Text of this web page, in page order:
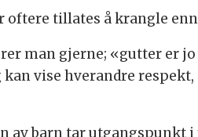
oftere tillates å krangle
man gjerne; «gutter er
vise hverandre
av barn tar